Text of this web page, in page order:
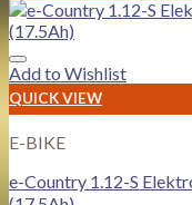
Add to Wishlist
QUICK VIEW
E-BIKE
e-Country 1.12-S